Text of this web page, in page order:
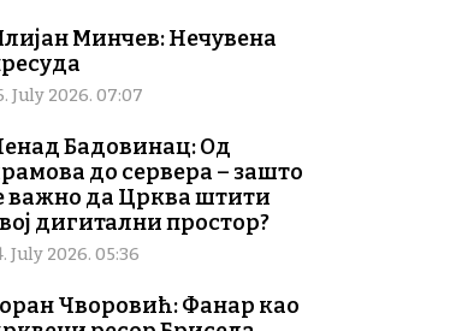
Минчев: Нечувена
July 2026. 07:07
Бадовинац: Од
до сервера – зашто
важно да Црква штити
дигитални простор?
July 2026. 05:36
Чворовић: Фанар као